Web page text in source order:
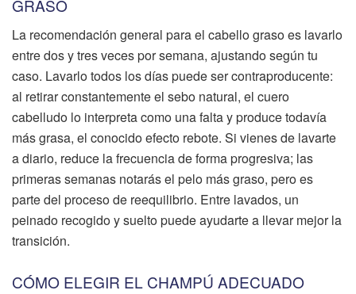
GRASO
La recomendación general para el cabello graso es lavarlo
entre dos y tres veces por semana, ajustando según tu
caso. Lavarlo todos los días puede ser contraproducente:
al retirar constantemente el sebo natural, el cuero
cabelludo lo interpreta como una falta y produce todavía
más grasa, el conocido efecto rebote. Si vienes de lavarte
a diario, reduce la frecuencia de forma progresiva; las
primeras semanas notarás el pelo más graso, pero es
parte del proceso de reequilibrio. Entre lavados, un
peinado recogido y suelto puede ayudarte a llevar mejor la
transición.
CÓMO ELEGIR EL CHAMPÚ ADECUADO